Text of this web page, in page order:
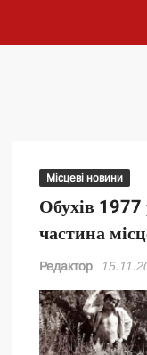
Місцеві новини
Обухів 1977
частина
Редактор